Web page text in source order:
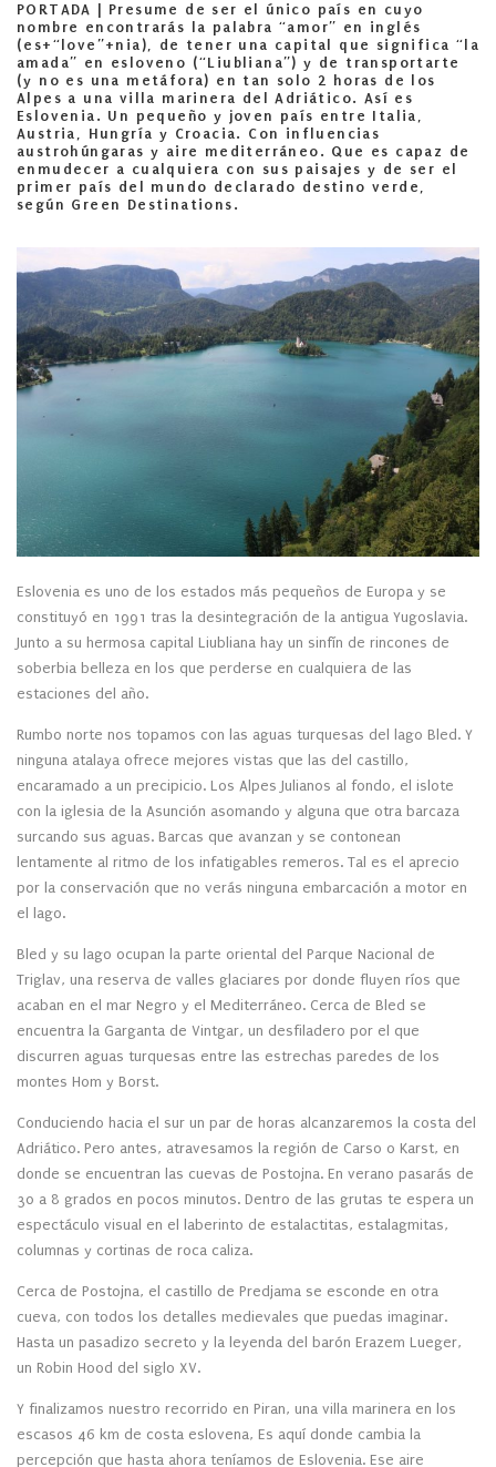
PORTADA |
Presume de ser el único país en cuyo
nombre encontrarás la palabra “amor” en inglés
(es+“love”+nia), de tener una capital que significa “la
amada” en esloveno (“Liubliana”) y de transportarte
(y no es una metáfora) en tan solo 2 horas de los
Alpes a una villa marinera del Adriático. Así es
Eslovenia. Un pequeño y joven país entre Italia,
Austria, Hungría y Croacia. Con influencias
austrohúngaras y aire mediterráneo. Que es capaz de
enmudecer a cualquiera con sus paisajes y de ser el
primer país del mundo declarado destino verde,
según Green Destinations.
Eslovenia es uno de los estados más pequeños de Europa y se
constituyó en 1991 tras la desintegración de la antigua Yugoslavia.
Junto a su hermosa capital Liubliana hay un sinfín de rincones de
soberbia belleza en los que perderse en cualquiera de las
estaciones del año.
Rumbo norte nos topamos con las aguas turquesas del lago Bled. Y
ninguna atalaya ofrece mejores vistas que las del castillo,
encaramado a un precipicio. Los Alpes Julianos al fondo, el islote
con la iglesia de la Asunción asomando y alguna que otra barcaza
surcando sus aguas. Barcas que avanzan y se contonean
lentamente al ritmo de los infatigables remeros. Tal es el aprecio
por la conservación que no verás ninguna embarcación a motor en
el lago.
Bled y su lago ocupan la parte oriental del Parque Nacional de
Triglav, una reserva de valles glaciares por donde fluyen ríos que
acaban en el mar Negro y el Mediterráneo. Cerca de Bled se
encuentra la Garganta de Vintgar, un desfiladero por el que
discurren aguas turquesas entre las estrechas paredes de los
montes Hom y Borst.
Conduciendo hacia el sur un par de horas alcanzaremos la costa del
Adriático. Pero antes, atravesamos la región de Carso o Karst, en
donde se encuentran las cuevas de Postojna. En verano pasarás de
30 a 8 grados en pocos minutos. Dentro de las grutas te espera un
espectáculo visual en el laberinto de estalactitas, estalagmitas,
columnas y cortinas de roca caliza.
Cerca de Postojna, el castillo de Predjama se esconde en otra
cueva, con todos los detalles medievales que puedas imaginar.
Hasta un pasadizo secreto y la leyenda del barón Erazem Lueger,
un Robin Hood del siglo XV.
Y finalizamos nuestro recorrido en Piran, una villa marinera en los
escasos 46 km de costa eslovena, Es aquí donde cambia la
percepción que hasta ahora teníamos de Eslovenia. Ese aire